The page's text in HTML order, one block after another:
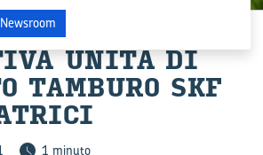
UNITÀ DI
TAM­BU­RO SKF
1 minuto